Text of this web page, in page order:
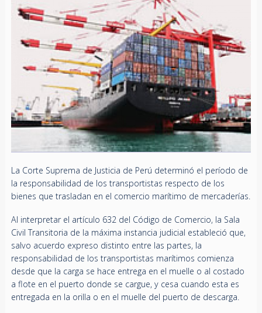
La Corte Suprema de Justicia de Perú determinó el período de
la responsabilidad de los transportistas respecto de los
bienes que trasladan en el comercio marítimo de mercaderías.
Al interpretar el artículo 632 del Código de Comercio, la Sala
Civil Transitoria de la máxima instancia judicial estableció que,
salvo acuerdo expreso distinto entre las partes, la
responsabilidad de los transportistas marítimos comienza
desde que la carga se hace entrega en el muelle o al costado
a flote en el puerto donde se cargue, y cesa cuando esta es
entregada en la orilla o en el muelle del puerto de descarga.